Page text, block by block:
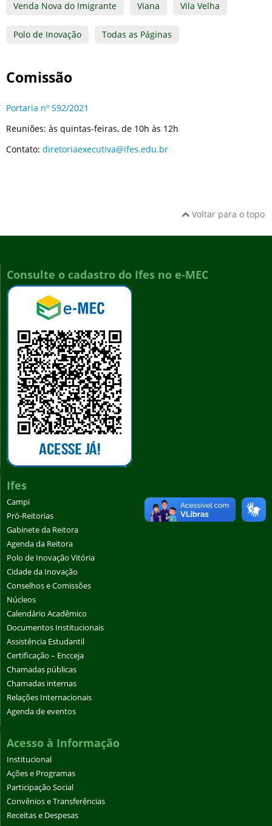
Venda Nova do Imigrante Viana Vila Velha
Polo de Inovação Todas as Páginas
Comissão
Portaria nº 592/2021
Reuniões: às quintas-feiras, de 10h às 12h
Contato: diretoriaexecutiva@ifes.edu.br
Voltar para o topo
Consulte o cadastro do Ifes no e-MEC
Ifes
Campi
Pró-Reitorias
Gabinete da Reitora
Agenda da Reitora
Polo de Inovação Vitória
Cidade da Inovação
Conselhos e Comissões
Núcleos
Calendário Acadêmico
Documentos Institucionais
Assistência Estudantil
Certificação – Encceja
Chamadas públicas
Chamadas internas
Relações Internacionais
Agenda de eventos
Acesso à Informação
Institucional
Ações e Programas
Participação Social
Convênios e Transferências
Receitas e Despesas